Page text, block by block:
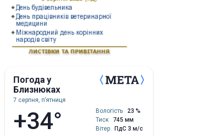
Погода у
Близнюках
7 серпня, пʼятниця
+34° Вологість
23 %
Тиск
745 мм
Вітер
ПдС 3 м/с